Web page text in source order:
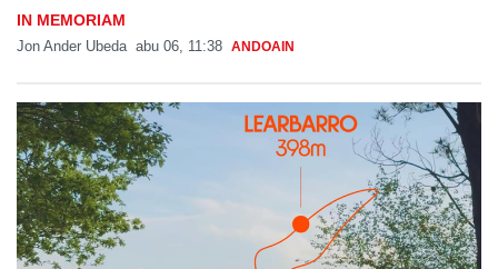
IN MEMORIAM
Jon Ander Ubeda abu 06, 11:38 ANDOAIN